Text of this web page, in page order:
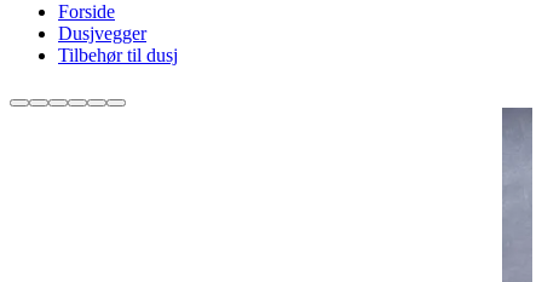
Forside
Dusjvegger
Tilbehør til dusj